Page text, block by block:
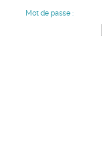
Mot de passe :